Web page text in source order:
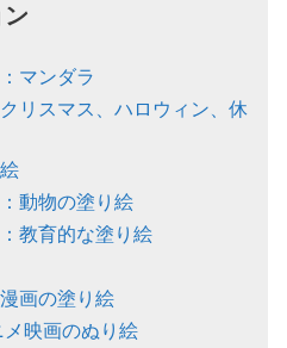
マンダラ
リスマス、ハロウィン、休
動物の塗り絵
教育的な塗り絵
画の塗り絵
映画のぬり絵